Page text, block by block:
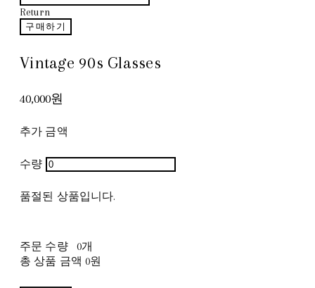
Return
구매하기
Vintage 90s Glasses
40,000원
추가 금액
수량
품절된 상품입니다.
주문 수량
0개
총 상품 금액 0원